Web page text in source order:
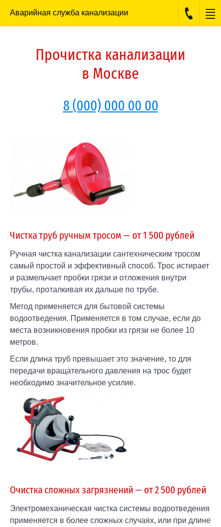
Аварийная служба канализации
Прочистка канализации
в Москве
8 (000) 000 00 00
Чистка труб ручным тросом —от 1 500 рублей
Ручная чистка канализации сантехническим тросом
самый простой и эффективный способ. Трос истирает
и размельчает пробки грязи и отложения внутри
трубы, проталкивая их дальше по трубе.
Метод применяется для бытовой системы
водоотведения. Применяется в том случае, если до
места возникновения пробки из грязи не более 10
метров.
Если длина труб превышает это значение, то для
передачи вращательного давления на трос будет
необходимо значительное усилие.
Очистка сложных загрязнений —от 2 500 рублей
Электромеханическая чистка системы водоотведения
применяется в более сложных случаях, или при длине